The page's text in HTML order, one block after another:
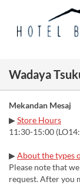
Wadaya
Mekandan Mesaj
▶Store Hours
11:30-15:00
▶About the types
Please note that
request. After you